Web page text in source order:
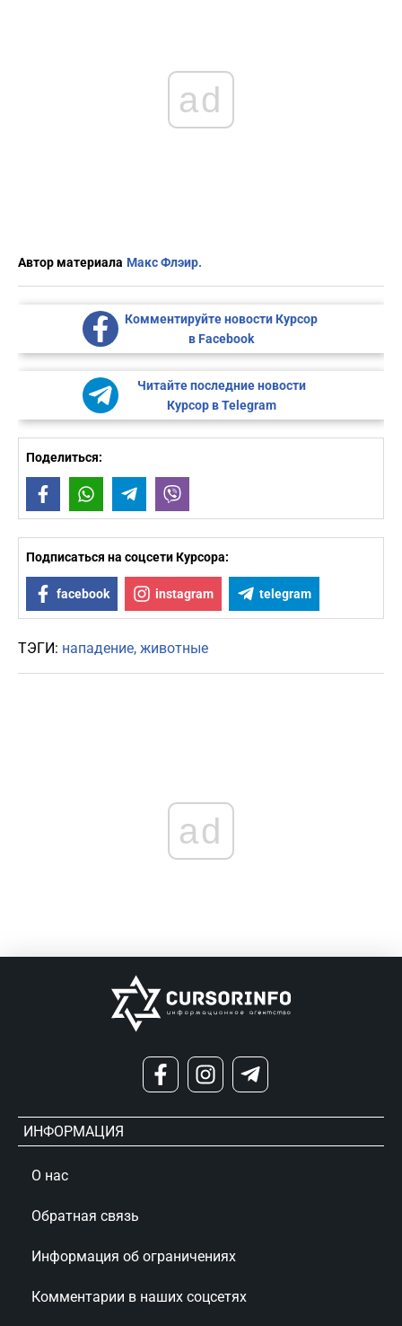
ad
Автор материала Макс Флэир.
Комментируйте новости Курсор
в Facebook
Читайте последние новости
Курсор в Telegram
Поделиться:
FacebookWhatsAppTelegram
Подписаться на соцсети Курсора:
facebook instagram telegram
ТЭГИ: нападение животные
ad
ИНФОРМАЦИЯ
О нас
Обратная связь
Информация об ограничениях
Комментарии в наших соцсетях